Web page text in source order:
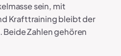
sein, mit
Krafttraining bleibt der
Beide Zahlen gehören